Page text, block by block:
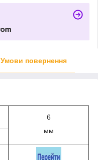
Умови повернення
6
мм